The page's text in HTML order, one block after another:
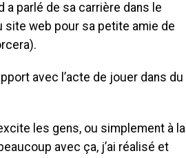
a parlé de sa carrière dans le
site web pour sa petite amie de
avec l’acte de jouer dans du
les gens, ou simplement à la
avec ça, j’ai réalisé et